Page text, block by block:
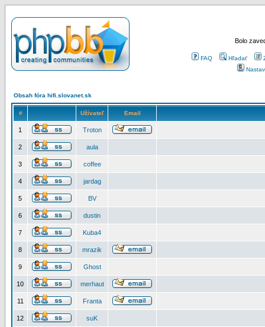
Bolo
FAQ Hľadať
Obsah fóra hifi.slovanet.sk
# Užívateľ Email
1 Troton
2 aula
3 coffee
4 jardag
5 BV
6 dustin
7 Kuba4
8 mrazik
9 Ghost
10 merhaut
11 Franta
12 suK